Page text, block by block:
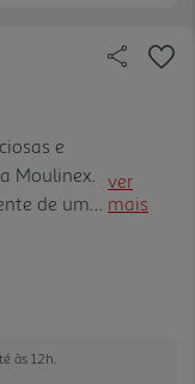
e
Moulinex.
de uma
alumínio
ver
mais
às 12h.